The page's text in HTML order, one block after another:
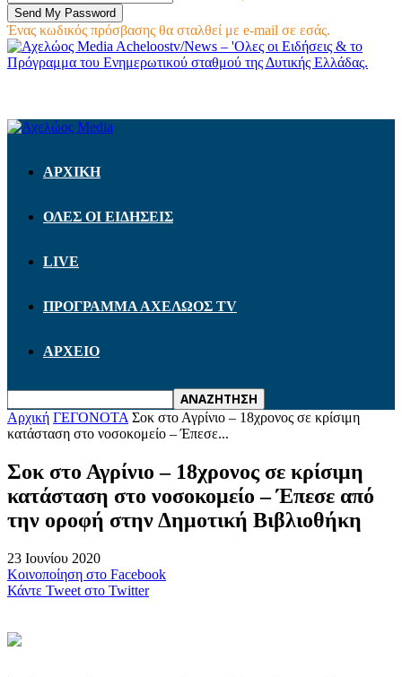
Ένας κωδικός πρόσβασης θα σταλθεί με e-mail σε εσάς.
Acheloostv/News – 'Ολες οι Ειδήσεις & το
Πρόγραμμα του Ενημερωτικού σταθμού της Δυτικής Ελλάδας.
ΑΡΧΙΚΗ
ΟΛΕΣ ΟΙ ΕΙΔΗΣΕΙΣ
LIVE
ΠΡΟΓΡΑΜΜΑ ΑΧΕΛΩΟΣ TV
ΑΡΧΕΙΟ
Αρχική ΓΕΓΟΝΟΤΑ Σοκ στο Αγρίνιο – 18χρονος σε κρίσιμη
κατάσταση στο νοσοκομείο – Έπεσε...
Σοκ στο Αγρίνιο – 18χρονος σε κρίσιμη
κατάσταση στο νοσοκομείο – Έπεσε από
την οροφή στην Δημοτική Βιβλιοθήκη
23 Ιουνίου 2020
Κοινοποίηση στο Facebook
Κάντε Tweet στο Twitter